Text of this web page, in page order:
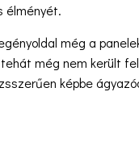
élményét.
még a
még nem került
képbe